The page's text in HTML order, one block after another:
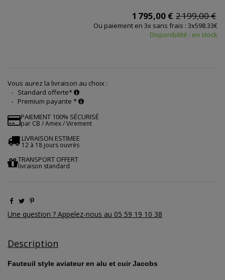
1 795,00 € 2 199,00 €
Ou paiement en 3x sans frais : 3x598.33€
Disponibilité : en stock
Vous aurez la livraison au choix :
Standard offerte*
Premium payante *
PAIEMENT 100% SÉCURISÉ
par CB / Amex / Virement
LIVRAISON ESTIMEE
12 à 18 jours ouvrés
TRANSPORT OFFERT
livraison standard
Une question ? Appelez-nous au 05 59 19 10 38
Description
Fauteuil style aviateur en alu et cuir Jacobs